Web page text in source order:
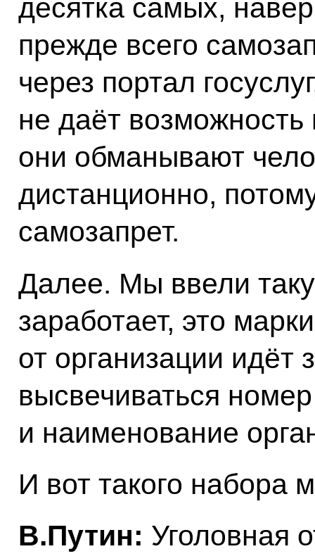
десятка самых,
прежде всего
через портал
не даёт
они обманывают
дистанционно,
самозапрет.
Далее. Мы ввели
заработает, это
от организации идёт
высвечиваться
и наименование
И вот такого набора
В.Путин: Уголовная